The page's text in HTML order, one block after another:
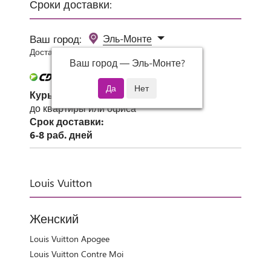
Сроки доставки:
Ваш город:
Эль-Монте
Ваш город — Эль-Монте?
Доставка 0 руб при заказе от 3000 руб.
Курьер СДЭК
до квартиры или офиса
Срок доставки:
6-8 раб. дней
Louis Vuitton
Женский
Louis Vuitton Apogee
Louis Vuitton Contre Moi